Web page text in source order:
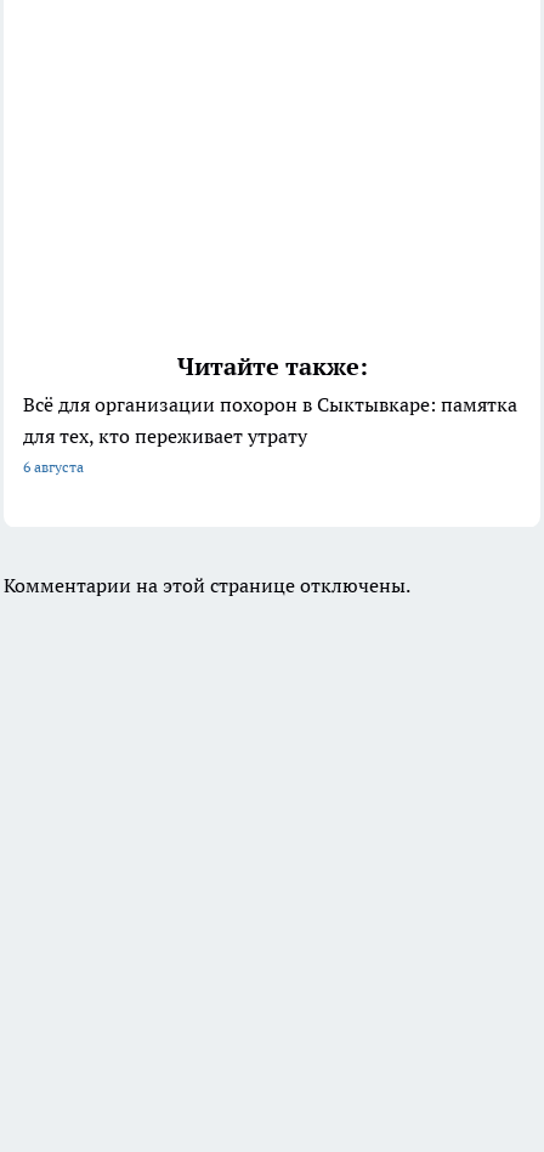
Читайте также:
Всё для организации похорон в Сыктывкаре: памятка
для тех, кто переживает утрату
6 августа
Комментарии на этой странице отключены.